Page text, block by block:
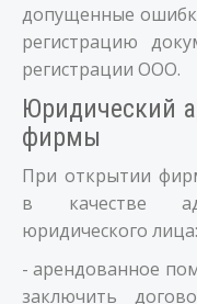
допущенные
регистрацию
регистрации ООО.
Юридический
фирмы
При открытии
в качестве
юридического лица:
- арендованное
заключить